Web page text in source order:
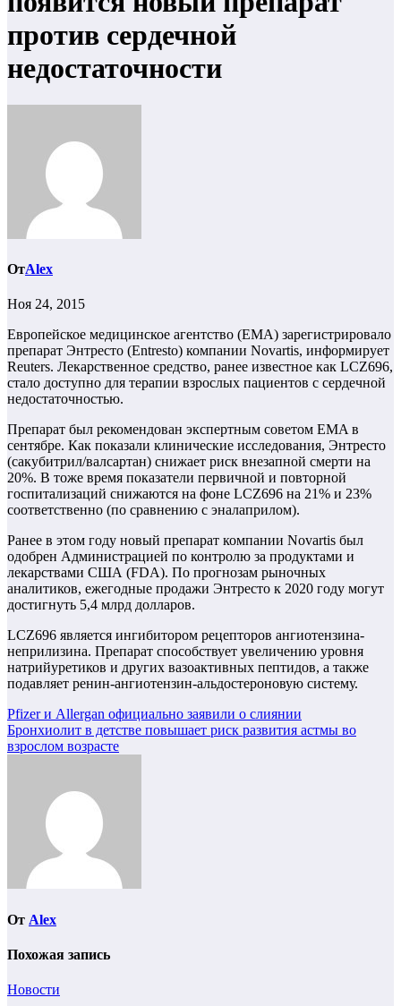
против сердечной
недостаточности
ОтAlex
Ноя 24, 2015
Европейское медицинское агентство (EMA) зарегистрировало
препарат Энтресто (Entresto) компании Novartis, информирует
Reuters. Лекарственное средство, ранее известное как LCZ696,
стало доступно для терапии взрослых пациентов с сердечной
недостаточностью.
Препарат был рекомендован экспертным советом EMA в
сентябре. Как показали клинические исследования, Энтресто
(сакубитрил/валсартан) снижает риск внезапной смерти на
20%. В тоже время показатели первичной и повторной
госпитализаций снижаются на фоне LCZ696 на 21% и 23%
соответственно (по сравнению с эналаприлом).
Ранее в этом году новый препарат компании Novartis был
одобрен Администрацией по контролю за продуктами и
лекарствами США (FDA). По прогнозам рыночных
аналитиков, ежегодные продажи Энтресто к 2020 году могут
достигнуть 5,4 млрд долларов.
LCZ696 является ингибитором рецепторов ангиотензина-
неприлизина. Препарат способствует увеличению уровня
натрийуретиков и других вазоактивных пептидов, а также
подавляет ренин-ангиотензин-альдостероновую систему.
Навигация
по
Pfizer и Allergan официально заявили о слиянии
Бронхиолит в детстве повышает риск развития астмы во
взрослом возрасте
От Alex
Похожая запись
Новости